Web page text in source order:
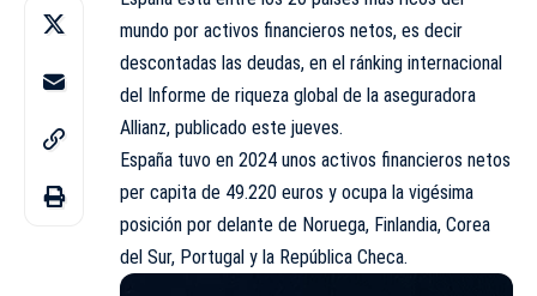
mundo por activos financieros netos, es decir
descontadas las deudas, en el ránking internacional
del Informe de riqueza global de la aseguradora
Allianz, publicado este jueves.
España tuvo en 2024 unos activos financieros netos
per capita de 49.220 euros y ocupa la vigésima
posición por delante de Noruega, Finlandia, Corea
del Sur, Portugal y la República Checa.